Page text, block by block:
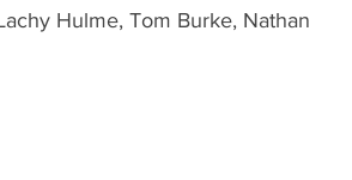
Hulme, Tom Burke, Nathan